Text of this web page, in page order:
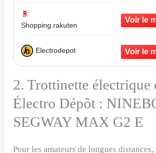
Shopping.rakuten
Electrodepot
2. Trottinette électrique
Électro Dépôt :
SEGWAY MAX G2 E
Pour les amateurs de longues distances,